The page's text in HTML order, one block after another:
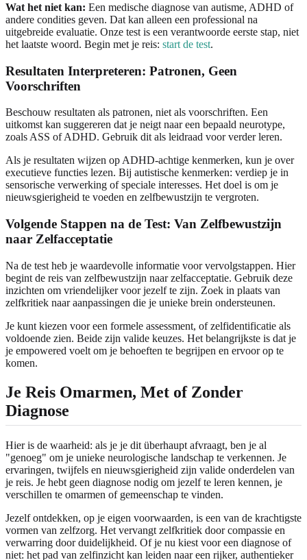
Wat het niet kan: Een medische diagnose van autisme, ADHD of
andere condities geven. Dat kan alleen een professional na
uitgebreide evaluatie. Onze test is een verantwoorde eerste stap, niet
het laatste woord. Begin met je reis: start de test.
Resultaten Interpreteren: Patronen, Geen
Voorschriften
Beschouw resultaten als patronen, niet als voorschriften. Een
uitkomst kan suggereren dat je neigt naar een bepaald neurotype,
zoals ASS of ADHD. Gebruik dit als leidraad voor verder leren.
Als je resultaten wijzen op ADHD-achtige kenmerken, kun je over
executieve functies lezen. Bij autistische kenmerken: verdiep je in
sensorische verwerking of speciale interesses. Het doel is om je
nieuwsgierigheid te voeden en zelfbewustzijn te vergroten.
Volgende Stappen na de Test: Van Zelfbewustzijn
naar Zelfacceptatie
Na de test heb je waardevolle informatie voor vervolgstappen. Hier
begint de reis van zelfbewustzijn naar zelfacceptatie. Gebruik deze
inzichten om vriendelijker voor jezelf te zijn. Zoek in plaats van
zelfkritiek naar aanpassingen die je unieke brein ondersteunen.
Je kunt kiezen voor een formele assessment, of zelfidentificatie als
voldoende zien. Beide zijn valide keuzes. Het belangrijkste is dat je
je empowered voelt om je behoeften te begrijpen en ervoor op te
komen.
Je Reis Omarmen, Met of Zonder
Diagnose
Hier is de waarheid: als je je dit überhaupt afvraagt, ben je al
"genoeg" om je unieke neurologische landschap te verkennen. Je
ervaringen, twijfels en nieuwsgierigheid zijn valide onderdelen van
je reis. Je hebt geen diagnose nodig om jezelf te leren kennen, je
verschillen te omarmen of gemeenschap te vinden.
Jezelf ontdekken, op je eigen voorwaarden, is een van de krachtigste
vormen van zelfzorg. Het vervangt zelfkritiek door compassie en
verwarring door duidelijkheid. Of je nu kiest voor een diagnose of
niet: het pad van zelfinzicht kan leiden naar een rijker, authentieker